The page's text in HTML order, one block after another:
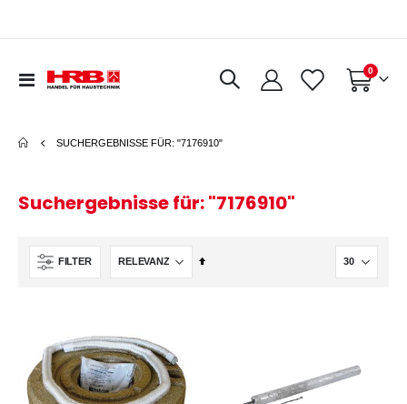
Navigation
Warenkorb
0Artikel
SUCHERGEBNISSE FÜR: "7176910"
Suchergebnisse für: "7176910"
FILTER
In